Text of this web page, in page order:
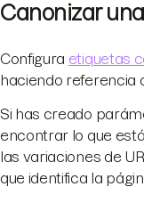
Canonizar
Configura etiquetas
haciendo referencia
Si has creado
encontrar lo que
las variaciones de
que identifica la